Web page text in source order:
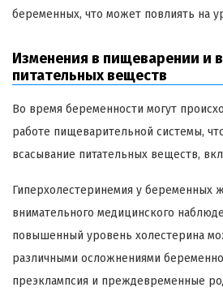
беременных, что может повлиять на
Изменения в пищеварении и
питательных веществ
Во время беременности могут
работе пищеварительной системы,
всасывание питательных веществ,
Гиперхолестеринемия у беременных
внимательного медицинского
повышенный уровень холестерина
различными осложнениями
преэклампсия и преждевременные